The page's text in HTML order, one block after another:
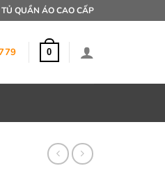
QUẦN ÁO CAO CẤP
0